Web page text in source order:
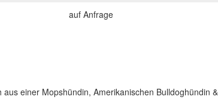
auf Anfrage
einer Mopshündin, Amerikanischen Bulldoghündin &